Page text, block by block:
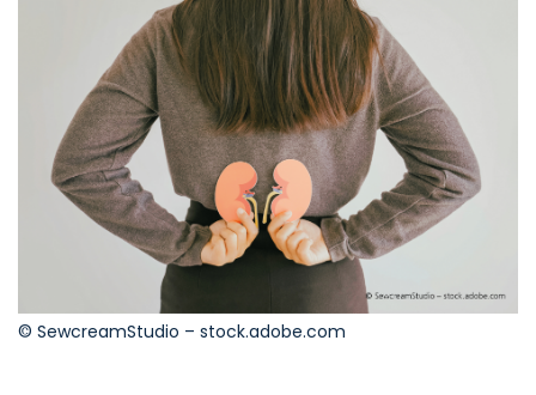
© SewcreamStudio – stock.adobe.com